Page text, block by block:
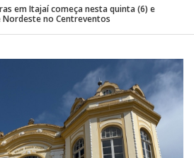
em Itajaí começa nesta quinta (6) e
no Centreventos